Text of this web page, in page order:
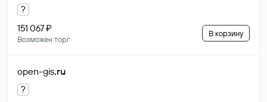
?
151 067 ₽
Возможен торг
В корзину
open-gis.ru
?